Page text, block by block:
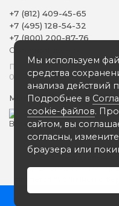
Мы используем
средства
анализа действий
Подробнее в
cookie-файлов.
сайтом, вы
согласны,
браузера или
+7 (812) 409-45-65
+7 (495) 128-54-32
+7 (800) 200-87-76
Обратный звонок
Понедельник - Пятница
09:00 - 18:00
Мы в сети
Вся
информационный
является публичной